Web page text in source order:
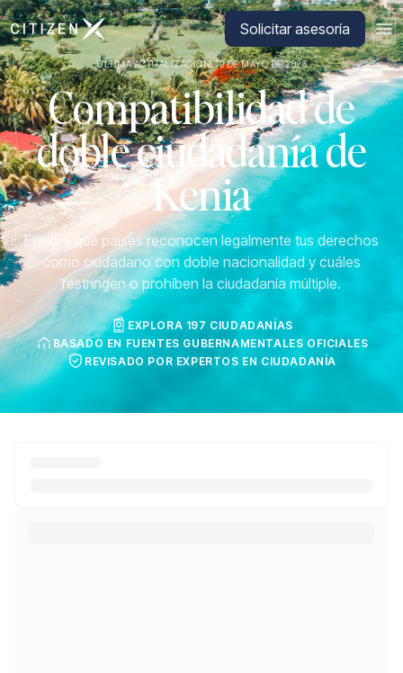
Ir a la página principal de CitizenX Solicitar asesoría
ÚLTIMA ACTUALIZACIÓN: 19 DE MAYO DE 2026
Compatibilidad de
doble ciudadanía de
Kenia
Explora qué países reconocen legalmente tus derechos
como ciudadano con doble nacionalidad y cuáles
restringen o prohíben la ciudadanía múltiple.
EXPLORA 197 CIUDADANÍAS
BASADO EN FUENTES GUBERNAMENTALES OFICIALES
REVISADO POR EXPERTOS EN CIUDADANÍA